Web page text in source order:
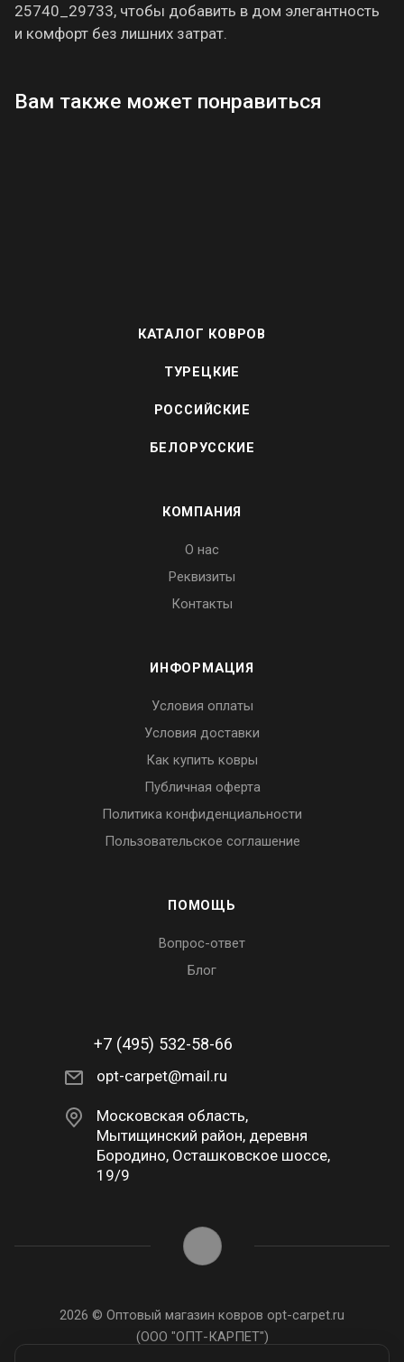
25740_29733, чтобы добавить в дом элегантность
и комфорт без лишних затрат.
Вам также может понравиться
КАТАЛОГ КОВРОВ
ТУРЕЦКИЕ
РОССИЙСКИЕ
БЕЛОРУССКИЕ
КОМПАНИЯ
О нас
Реквизиты
Контакты
ИНФОРМАЦИЯ
Условия оплаты
Условия доставки
Как купить ковры
Публичная оферта
Политика конфиденциальности
Пользовательское соглашение
ПОМОЩЬ
Вопрос-ответ
Блог
+7 (495) 532-58-66
opt-carpet@mail.ru
Московская область,
Мытищинский район, деревня
Бородино, Осташковское шоссе,
19/9
2026 © Оптовый магазин ковров opt-carpet.ru
(ООО "ОПТ-КАРПЕТ")